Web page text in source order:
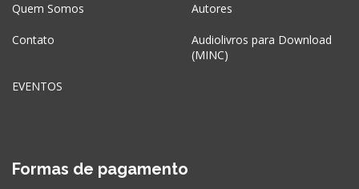
Quem Somos Autores
Contato
Audiolivros para Download
(MINC)
EVENTOS
Formas de pagamento